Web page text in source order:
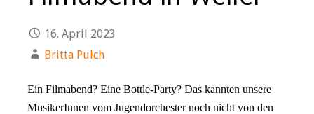
16. April 2023
Britta Pulch
Ein Filmabend? Eine Bottle-Party? Das kannten unsere
MusikerInnen vom Jugendorchester noch nicht von den